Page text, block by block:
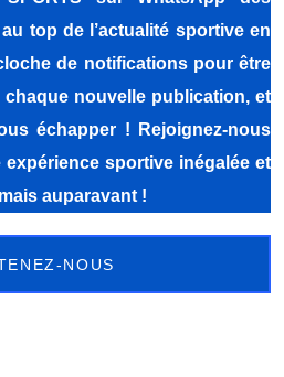
top de l’actualité sportive en
de notifications pour être
chaque nouvelle publication, et
échapper ! Rejoignez-nous
sportive inégalée et
auparavant !
NOUS